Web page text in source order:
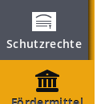
Schutzrechte